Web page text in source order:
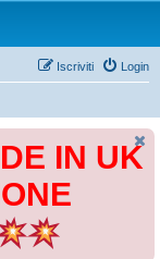
Login
Iscriviti
IN UK